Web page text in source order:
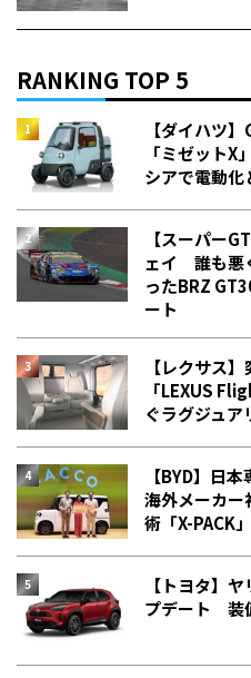
RANKING TOP 5
【ダイハツ
「ミゼット
シアで電動
【スーパー
ェイ 誰も悪
った――BRZ
ート
【レクサス
「LEXUS
ぐラグジュア
【BYD】日
海外メーカー
術「X-PACK
【トヨタ】
プデート 装